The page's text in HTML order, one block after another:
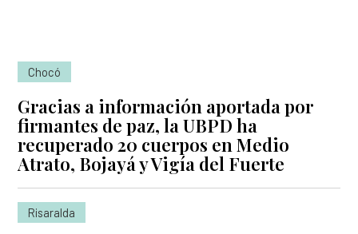
Chocó
Gracias a información aportada por
firmantes de paz, la UBPD ha
recuperado 20 cuerpos en Medio
Atrato, Bojayá y Vigía del Fuerte
Risaralda